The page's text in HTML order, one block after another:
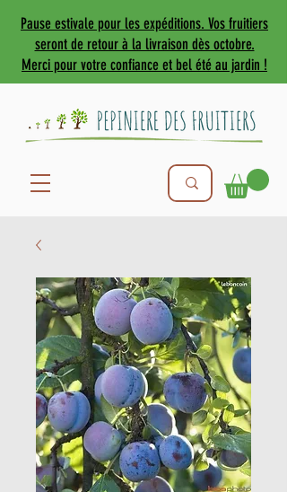
Pause estivale pour les expéditions. Vos fruitiers
seront de retour à la livraison dès octobre.
Merci pour votre confiance et bel été au jardin !